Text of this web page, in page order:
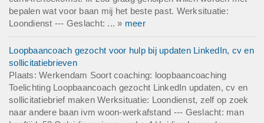
bepalen wat voor baan mij het beste past. Werksituatie:
Loondienst --- Geslacht: ... » meer
Loopbaancoach gezocht voor hulp bij updaten LinkedIn, cv en
sollicitatiebrieven
Plaats: Werkendam Soort coaching: loopbaancoaching
Toelichting Loopbaancoach gezocht LinkedIn updaten, cv en
sollicitatiebrief maken Werksituatie: Loondienst, zelf op zoek
naar andere baan ivm woon-werkafstand --- Geslacht: man